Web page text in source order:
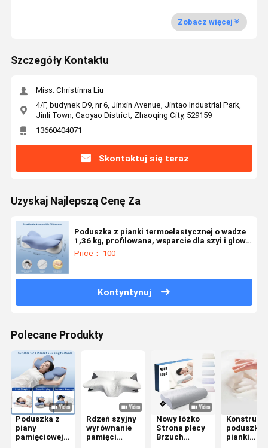
Zobacz więcej
Szczegóły Kontaktu
Miss. Christinna Liu
4/F, budynek D9, nr 6, Jinxin Avenue, Jintao Industrial Park,
Jinli Town, Gaoyao District, Zhaoqing City, 529159
13660404071
Skontaktuj się teraz
Uzyskaj Najlepszą Cenę Za
Poduszka z pianki termoelastycznej o wadze
1,36 kg, profilowana, wsparcie dla szyi i głowy,
poszewka nadająca się do prania Tak
Price： 100
Kontyntynuj
Polecane Produkty
Poduszka z
piany
pamięciowej
Rdzeń szyjny
wyrównanie
pamięci
Nowy łóżko
Strona plecy
Brzuch
poduszka
pianki